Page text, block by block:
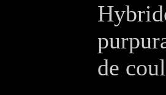
de